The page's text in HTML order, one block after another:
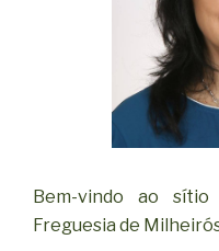
Bem-vindo ao
Freguesia de